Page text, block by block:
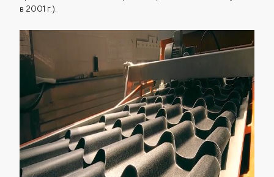
в 2001 г.).